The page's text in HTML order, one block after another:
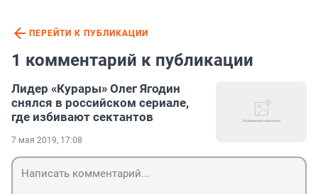
ПЕРЕЙТИ К ПУБЛИКАЦИИ
1 комментарий к публикации
Лидер «Курары» Олег Ягодин
снялся в российском сериале,
где избивают сектантов
7 мая 2019, 17:08